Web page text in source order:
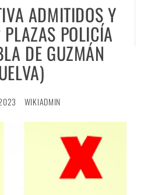
ADMITIDOS Y
POLICÍA
DE GUZMÁN
WIKIADMIN